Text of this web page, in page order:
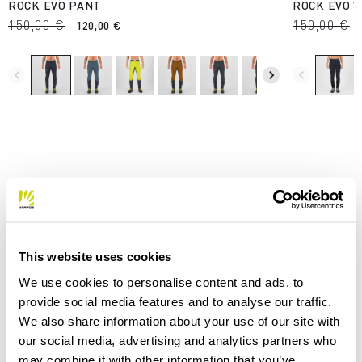
This website uses cookies
We use cookies to personalise content and ads, to
provide social media features and to analyse our traffic.
We also share information about your use of our site with
our social media, advertising and analytics partners who
may combine it with other information that you’ve
ROCK EVO PANT
150,00 € 120,00 €
navigate_before navigate_next
ROCK EVO
150,00 €
navigate_before
LE NOSTRE STORIE
Scopri di più